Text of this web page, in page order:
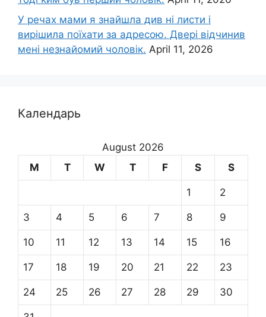
У речах мами я знайшла див ні листи і
вирішила поїхати за адресою. Двері відчинив
мені незнайомий чоловік. April 11, 2026
Календарь
August 2026
M
T W T F S S
1 2
3 4 5 6 7 8 9
10 11 12 13 14 15 16
17 18 19 20 21 22 23
24 25 26 27 28 29 30